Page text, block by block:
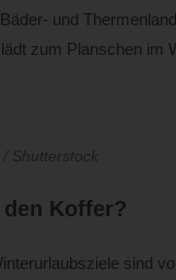
und
zum Planschen im
Shutterstock
Koffer?
sind